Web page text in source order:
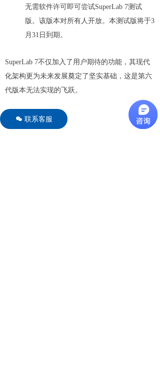
无需软件许可即可尝试SuperLab 7测试
版。该版本对所有人开放。本测试版将于3
月31日到期。
SuperLab 7不仅加入了用户期待的功能，其现代
化架构更为未来发展奠定了坚实基础，这是第六
代版本无法实现的飞跃。
너 联系客服